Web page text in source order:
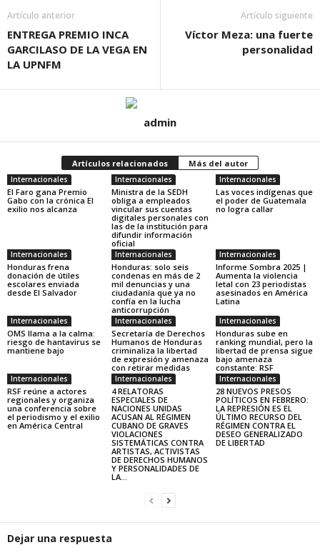
Artículo anterior
ENTREGA PREMIO INCA
GARCILASO DE LA VEGA EN
LA UPNFM
Artículo siguiente
Víctor Meza: una fuerte
personalidad
admin
Artículos relacionados Más del autor
Internacionales
El Faro gana Premio
Gabo con la crónica El
exilio nos alcanza
Internacionales
Ministra de la SEDH
obliga a empleados
vincular sus cuentas
digitales personales con
las de la institución para
difundir información
oficial
Internacionales
Las voces indígenas que
el poder de Guatemala
no logra callar
Internacionales
Honduras frena
donación de útiles
escolares enviada
desde El Salvador
Internacionales
Honduras: solo seis
condenas en más de 2
mil denuncias y una
ciudadanía que ya no
confía en la lucha
anticorrupción
Internacionales
Informe Sombra 2025 |
Aumenta la violencia
letal con 23 periodistas
asesinados en América
Latina
Internacionales
OMS llama a la calma:
riesgo de hantavirus se
mantiene bajo
Internacionales
Secretaría de Derechos
Humanos de Honduras
criminaliza la libertad
de expresión y amenaza
con retirar medidas
Internacionales
Honduras sube en
ranking mundial, pero la
libertad de prensa sigue
bajo amenaza
constante: RSF
Internacionales
RSF reúne a actores
regionales y organiza
una conferencia sobre
el periodismo y el exilio
en América Central
Internacionales
4 RELATORAS
ESPECIALES DE
NACIONES UNIDAS
ACUSAN AL RÉGIMEN
CUBANO DE GRAVES
VIOLACIONES
SISTEMÁTICAS CONTRA
ARTISTAS, ACTIVISTAS
DE DERECHOS HUMANOS
Y PERSONALIDADES DE
LA...
Internacionales
28 NUEVOS PRESOS
POLÍTICOS EN FEBRERO:
LA REPRESIÓN ES EL
ÚLTIMO RECURSO DEL
RÉGIMEN CONTRA EL
DESEO GENERALIZADO
DE LIBERTAD
Dejar una respuesta